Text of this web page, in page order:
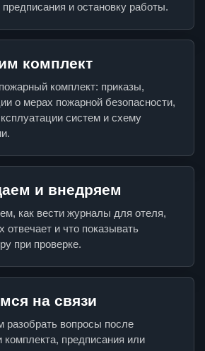
и остановку работы.
комплект
комплект: приказы,
о мерах пожарной безопасности,
систем и схему
и внедряем
как вести журналы для отеля,
отвечает и что показывать
при проверке.
на связи
разобрать вопросы после
комплекта, предписания или